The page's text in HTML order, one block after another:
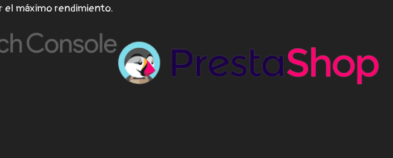
el máximo rendimiento.